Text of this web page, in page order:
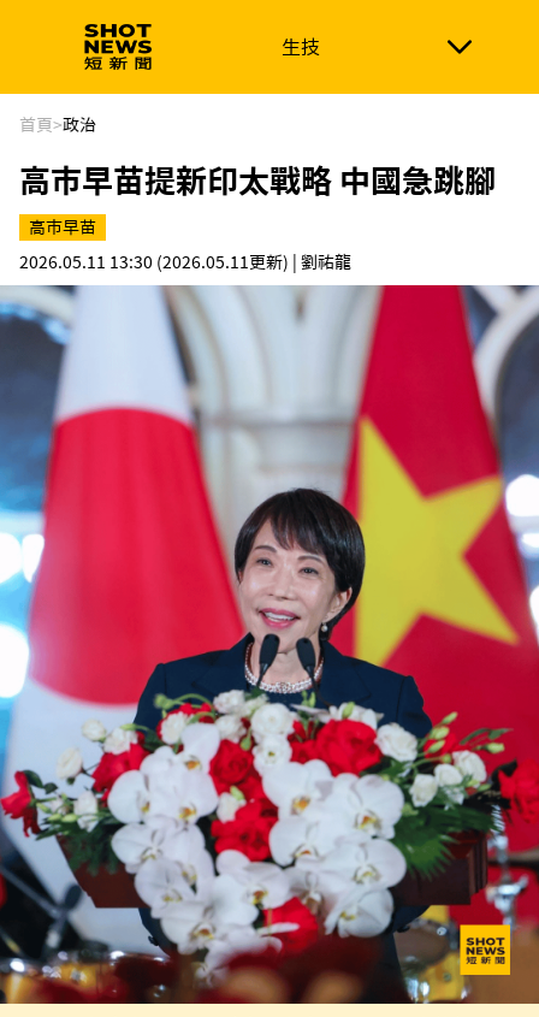
生技
生技 政治
新南向 體育
首頁>政治
高市早苗提新印太戰略 中國急跳腳
高市早苗
2026.05.11 13:30 (2026.05.11更新) | 劉祐龍